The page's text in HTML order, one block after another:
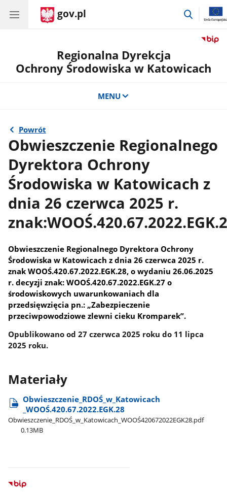
gov.pl
przejdź
Regionalna Dyrekcja
Ochrony Środowiska w Katowicach
MENU
Powrót
Obwieszczenie Regionalnego
Dyrektora Ochrony
Środowiska w Katowicach z
dnia 26 czerwca 2025 r.
Obwieszczenie Regionalnego Dyrektora Ochrony
Środowiska w Katowicach z dnia 26 czerwca 2025 r.
znak WOOŚ.420.67.2022.EGK.28, o wydaniu 26.06.2025
r. decyzji znak: WOOŚ.420.67.2022.EGK.27 o
środowiskowych uwarunkowaniach dla
przedsięwzięcia pn.: „Zabezpieczenie
przeciwpowodziowe zlewni cieku Kromparek”.
Opublikowano od 27 czerwca 2025 roku do 11 lipca
2025 roku.
Materiały
Obwieszczenie​_RDOŚ​_w​_Katowicach​
_WOOŚ.420.67.2022.EGK.28
Obwieszczenie​_RDOŚ​_w​_Katowicach​_WOOŚ420672022EGK28.pdf
0.13MB